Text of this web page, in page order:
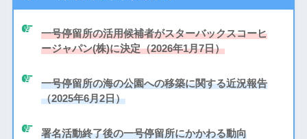
一号停留所の活用候補者がスターバックスコーヒ
ージャパン(株)に決定（2026年1月7日）
一号停留所の海の公園への移築に関する近況報告
（2025年6月2日）
署名活動終了後の一号停留所にかかわる動向